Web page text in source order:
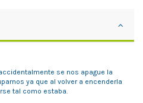
se nos apague la
ya que al volver a encenderla
tal como estaba.